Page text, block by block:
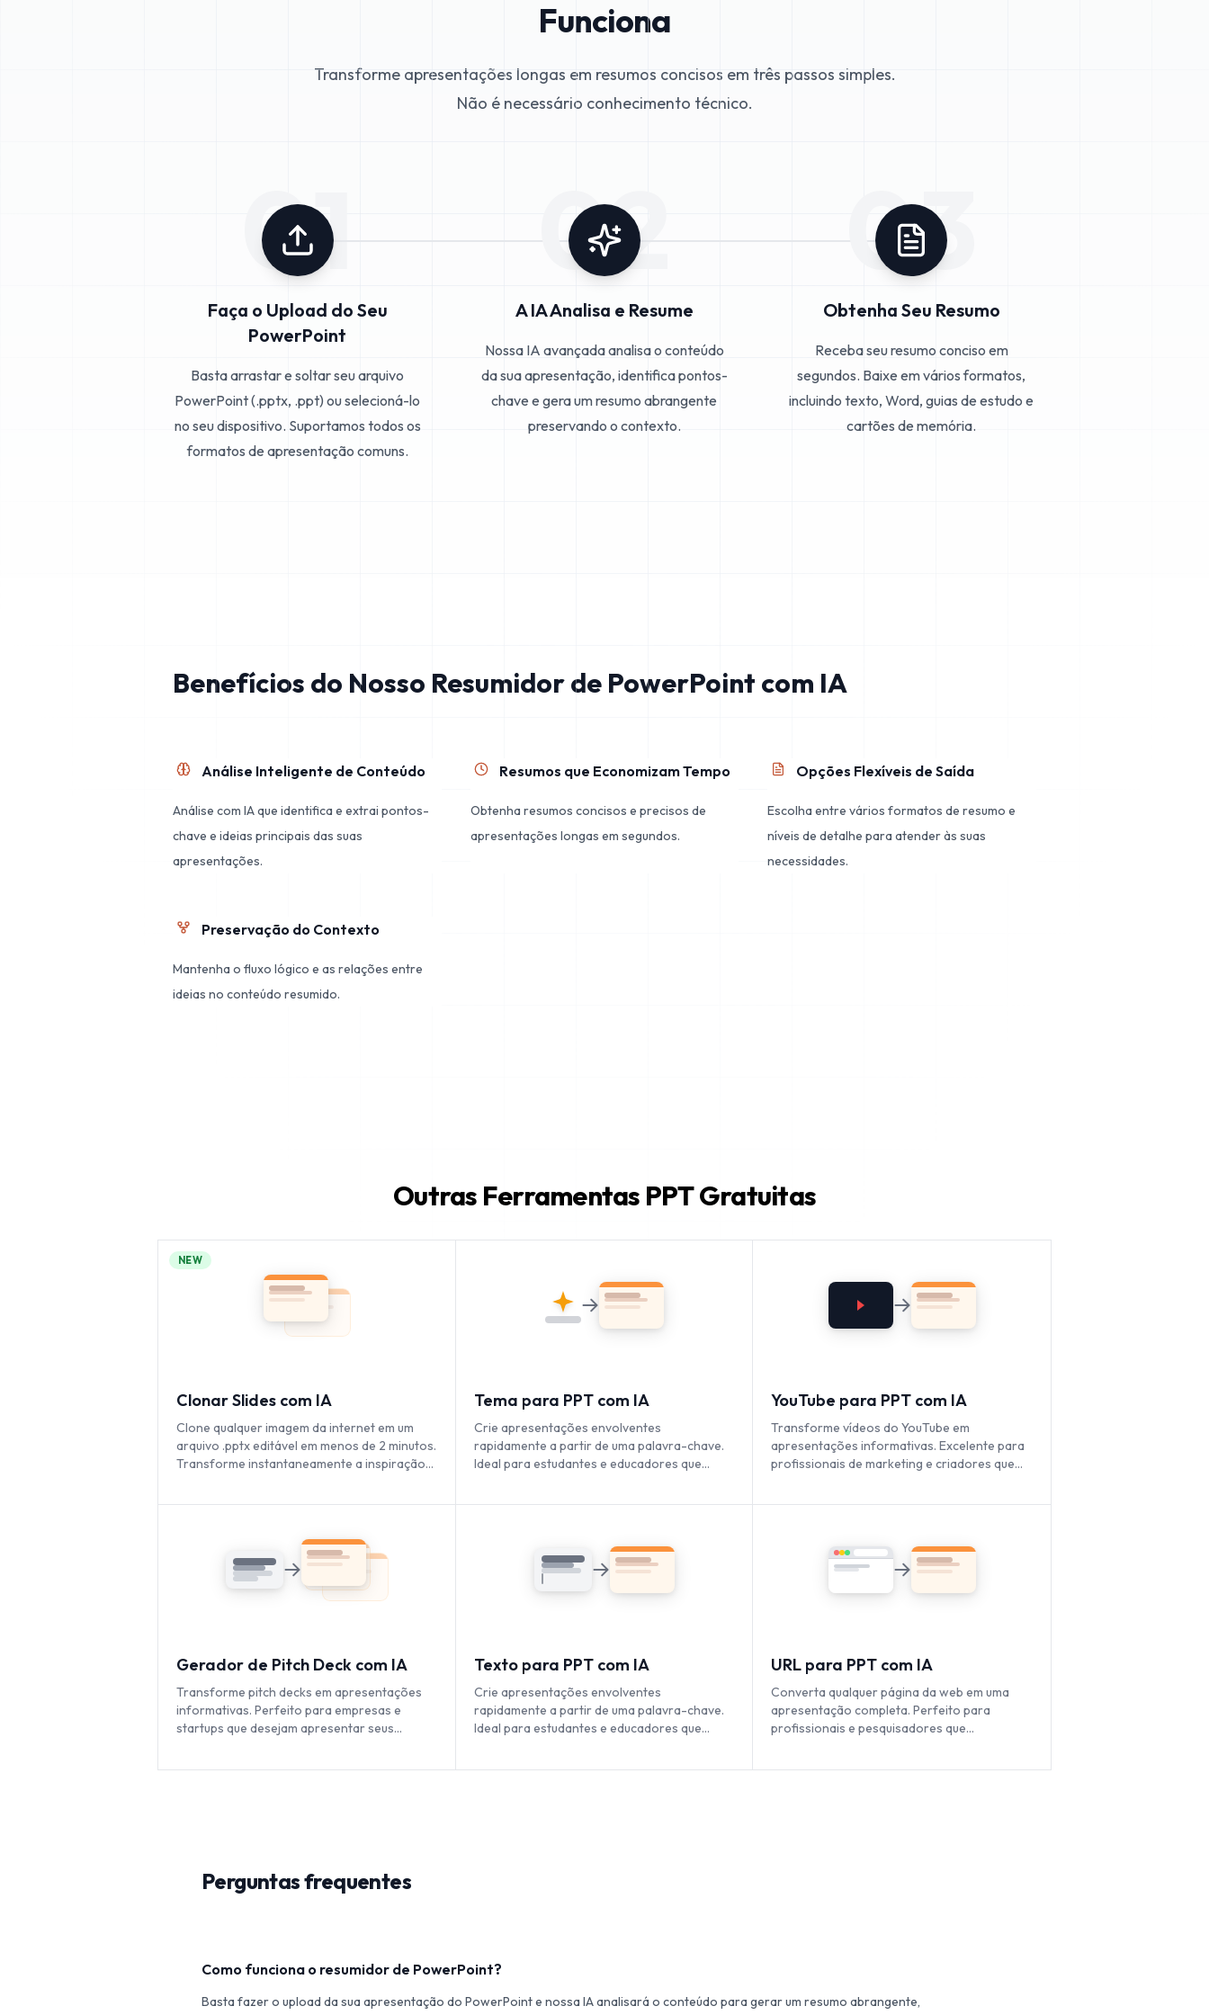
Funciona
Transforme apresentações longas em resumos concisos em três passos simples.
Não é necessário conhecimento técnico.
01
Faça o Upload do Seu
PowerPoint
Basta arrastar e soltar seu arquivo
PowerPoint (.pptx, .ppt) ou selecioná-lo
no seu dispositivo. Suportamos todos os
formatos de apresentação comuns.
02
A IA Analisa e Resume
Nossa IA avançada analisa o conteúdo
da sua apresentação, identifica pontos-
chave e gera um resumo abrangente
preservando o contexto.
03
Obtenha Seu Resumo
Receba seu resumo conciso em
segundos. Baixe em vários formatos,
incluindo texto, Word, guias de estudo e
cartões de memória.
Benefícios do Nosso Resumidor de PowerPoint com IA
Análise Inteligente de Conteúdo
Análise com IA que identifica e extrai pontos-
chave e ideias principais das suas
apresentações.
Resumos que Economizam Tempo
Obtenha resumos concisos e precisos de
apresentações longas em segundos.
Opções Flexíveis de Saída
Escolha entre vários formatos de resumo e
níveis de detalhe para atender às suas
necessidades.
Preservação do Contexto
Mantenha o fluxo lógico e as relações entre
ideias no conteúdo resumido.
Outras Ferramentas PPT Gratuitas
Clonar Slides com IA
Clone qualquer imagem da internet em um
arquivo .pptx editável em menos de 2 minutos.
Transforme instantaneamente a inspiração
NEW
Tema para PPT com IA
Crie apresentações envolventes
rapidamente a partir de uma palavra-chave.
Ideal para estudantes e educadores que
YouTube para PPT com IA
Transforme vídeos do YouTube em
apresentações informativas. Excelente para
profissionais de marketing e criadores que
Gerador de Pitch Deck com IA
Transforme pitch decks em apresentações
informativas. Perfeito para empresas e
startups que desejam apresentar seus
Texto para PPT com IA
Crie apresentações envolventes
rapidamente a partir de uma palavra-chave.
Ideal para estudantes e educadores que
URL para PPT com IA
Converta qualquer página da web em uma
apresentação completa. Perfeito para
profissionais e pesquisadores que
Perguntas frequentes
Como funciona o resumidor de PowerPoint?
Basta fazer o upload da sua apresentação do PowerPoint e nossa IA analisará o conteúdo para gerar um resumo abrangente,